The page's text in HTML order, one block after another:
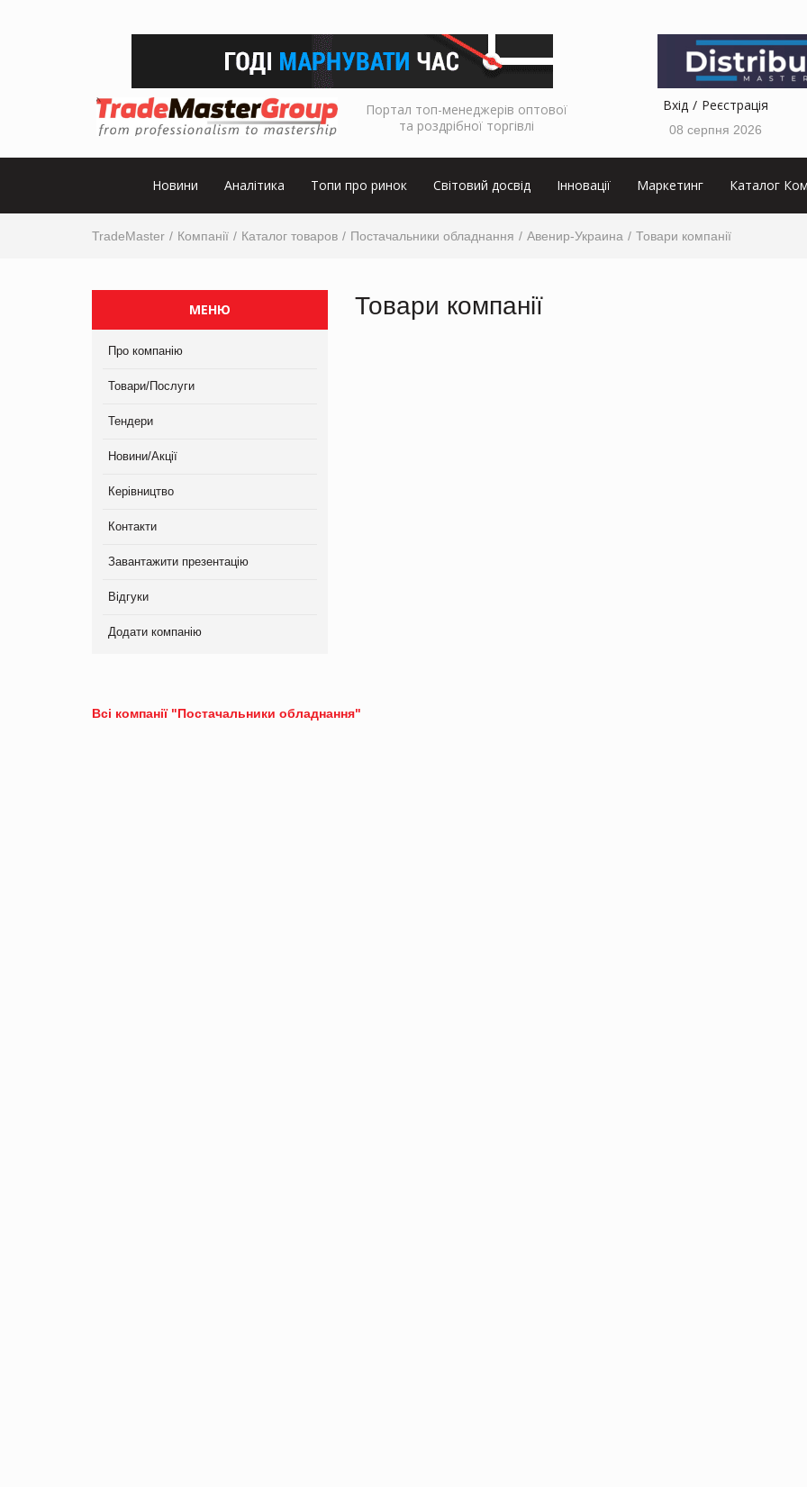
Портал топ-менеджерів оптової
та роздрібної торгівлі
Вхід Реєстрація
08 серпня 2026
Новини Аналітика Топи про ринок Світовий досвід Інновації Маркетинг Каталог
TradeMaster Компанії Каталог товаров Постачальники обладнання Авенир-Украина Товари компанії
МЕНЮ
Про компанію
Товари/Послуги
Тендери
Новини/Акції
Керівництво
Контакти
Завантажити презентацію
Відгуки
Додати компанію
Товари компанії
Всі компанії "Постачальники обладнання"